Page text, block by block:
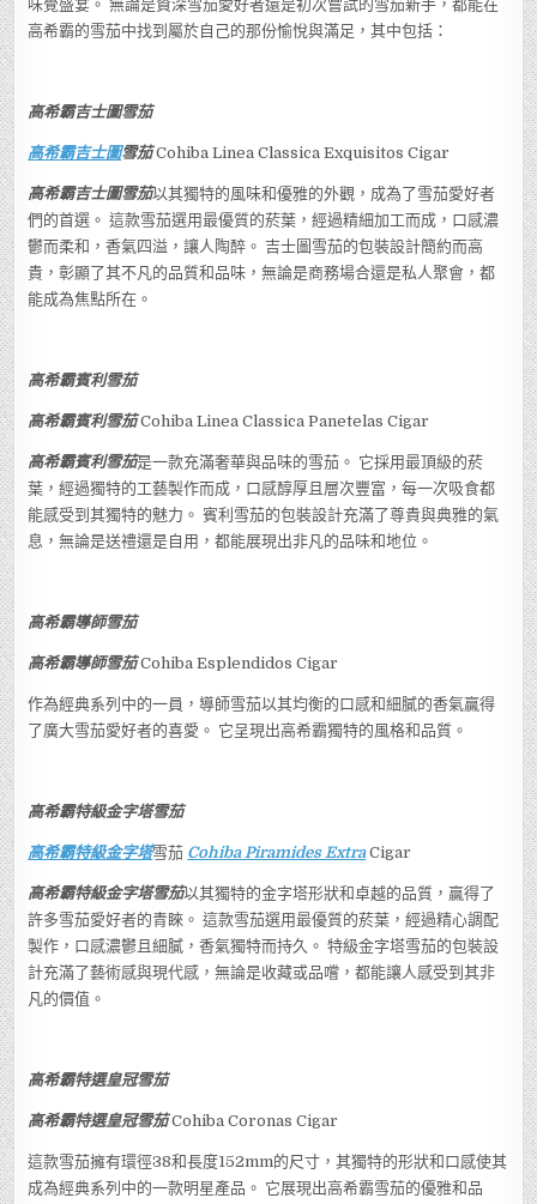
味覺盛宴。 無論是資深雪茄愛好者還是初次嘗試的雪茄新手，都能在
高希霸的雪茄中找到屬於自己的那份愉悅與滿足，其中包括：
高希霸吉士圖雪茄
高希霸吉士圖雪茄Cohiba Linea Classica Exquisitos Cigar
高希霸吉士圖雪茄以其獨特的風味和優雅的外觀，成為了雪茄愛好者
們的首選。 這款雪茄選用最優質的菸葉，經過精細加工而成，口感濃
鬱而柔和，香氣四溢，讓人陶醉。 吉士圖雪茄的包裝設計簡約而高
貴，彰顯了其不凡的品質和品味，無論是商務場合還是私人聚會，都
能成為焦點所在。
高希霸賓利雪茄
高希霸賓利雪茄Cohiba Linea Classica Panetelas Cigar
高希霸賓利雪茄是一款充滿奢華與品味的雪茄。 它採用最頂級的菸
葉，經過獨特的工藝製作而成，口感醇厚且層次豐富，每一次吸食都
能感受到其獨特的魅力。 賓利雪茄的包裝設計充滿了尊貴與典雅的氣
息，無論是送禮還是自用，都能展現出非凡的品味和地位。
高希霸導師雪茄
高希霸導師雪茄Cohiba Esplendidos Cigar
作為經典系列中的一員，導師雪茄以其均衡的口感和細膩的香氣贏得
了廣大雪茄愛好者的喜愛。 它呈現出高希霸獨特的風格和品質。
高希霸特級金字塔雪茄
高希霸特級金字塔雪茄 Cohiba Piramides ExtraCigar
高希霸特級金字塔雪茄以其獨特的金字塔形狀和卓越的品質，贏得了
許多雪茄愛好者的青睞。 這款雪茄選用最優質的菸葉，經過精心調配
製作，口感濃鬱且細膩，香氣獨特而持久。 特級金字塔雪茄的包裝設
計充滿了藝術感與現代感，無論是收藏或品嚐，都能讓人感受到其非
凡的價值。
高希霸特選皇冠雪茄
高希霸特選皇冠雪茄Cohiba Coronas Cigar
這款雪茄擁有環徑38和長度152mm的尺寸，其獨特的形狀和口感使其
成為經典系列中的一款明星產品。 它展現出高希霸雪茄的優雅和品